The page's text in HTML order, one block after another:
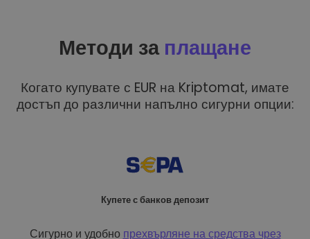
Методи за плащане
Когато купувате с EUR на Kriptomat, имате
достъп до различни напълно сигурни опции:
Купете с банков депозит
Сигурно и удобно прехвърляне на средства чрез